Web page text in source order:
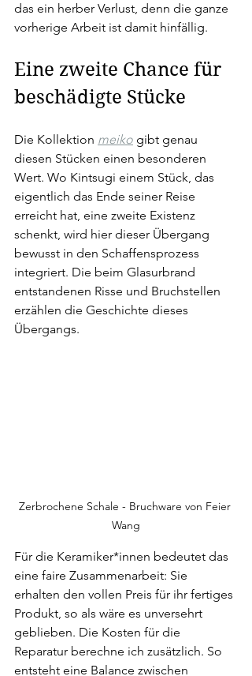
das ein herber Verlust, denn die ganze
vorherige Arbeit ist damit hinfällig.
Eine zweite Chance für
beschädigte Stücke
Die Kollektion meiko gibt genau
diesen Stücken einen besonderen
Wert. Wo Kintsugi einem Stück, das
eigentlich das Ende seiner Reise
erreicht hat, eine zweite Existenz
schenkt, wird hier dieser Übergang
bewusst in den Schaffensprozess
integriert. Die beim Glasurbrand
entstandenen Risse und Bruchstellen
erzählen die Geschichte dieses
Übergangs.
Zerbrochene Schale - Bruchware von Feier
Wang
Für die Keramiker*innen bedeutet das
eine faire Zusammenarbeit: Sie
erhalten den vollen Preis für ihr fertiges
Produkt, so als wäre es unversehrt
geblieben. Die Kosten für die
Reparatur berechne ich zusätzlich. So
entsteht eine Balance zwischen